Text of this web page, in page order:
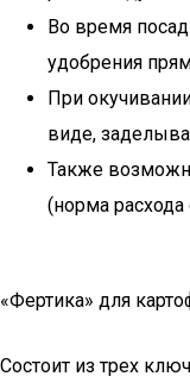
Во время
удобрения
При
виде,
Также
(норма расхода
«Фертика» для
Состоит из трех